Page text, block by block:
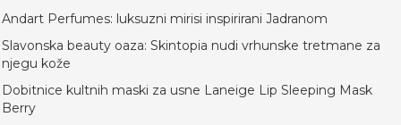
Andart Perfumes: luksuzni mirisi inspirirani Jadranom
Slavonska beauty oaza: Skintopia nudi vrhunske tretmane za
njegu kože
Dobitnice kultnih maski za usne Laneige Lip Sleeping Mask
Berry